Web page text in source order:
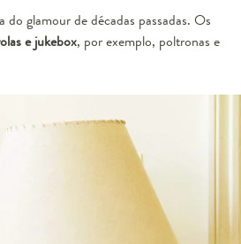
do glamour de décadas passadas. Os
e jukebox, por exemplo, poltronas e